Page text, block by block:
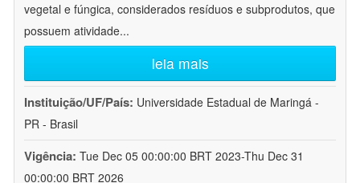
vegetal e fúngica, considerados resíduos e subprodutos, que
possuem atividade...
leia mais
Instituição/UF/País: Universidade Estadual de Maringá -
PR - Brasil
Vigência: Tue Dec 05 00:00:00 BRT 2023-Thu Dec 31
00:00:00 BRT 2026